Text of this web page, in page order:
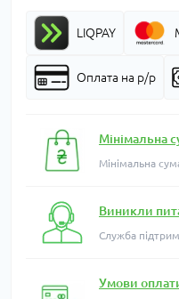
LIQPAY
Оплата на р/р
Мінімальна
Мінімальна
Виникли
Служба
Умови